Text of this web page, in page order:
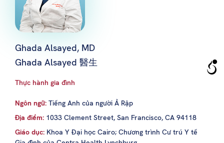
Ghada Alsayed, MD
Ghada Alsayed 醫生
Thực hành gia đình
Ngôn ngữ: Tiếng Anh của người Ả Rập
Địa điểm: 1033 Clement Street, San Francisco, CA 94118
Giáo dục: Khoa Y Đại học Cairo; Chương trình Cư trú Y tế